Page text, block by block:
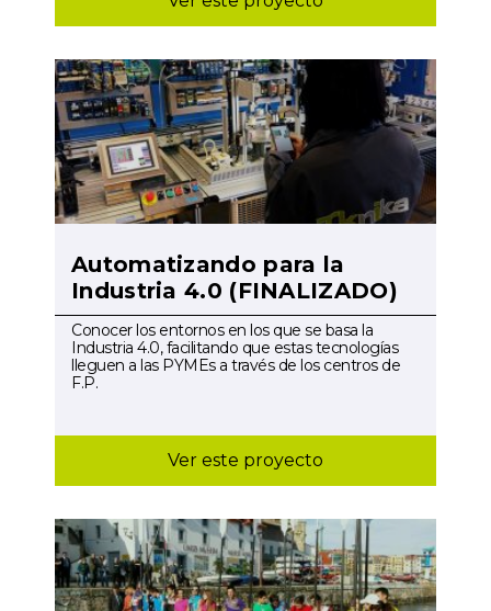
Automatizando para la
Industria 4.0 (FINALIZADO)
Conocer los entornos en los que se basa la
Industria 4.0, facilitando que estas tecnologías
lleguen a las PYMEs a través de los centros de
F.P.
Ver este proyecto